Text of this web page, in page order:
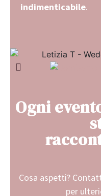
indimenticabile.
Ogni
Cosa aspetti?
per